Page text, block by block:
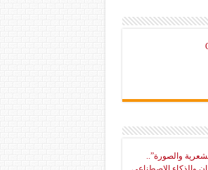
والصورة”..